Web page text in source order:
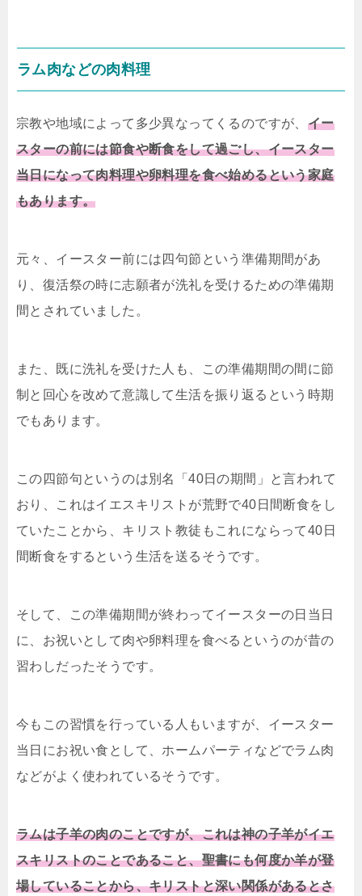
ラム肉などの肉料理
宗教や地域によって多少異なってくるのですが、 イー
スターの前には節食や断食をして過ごし、イースター
当日になって肉料理や卵料理を食べ始めるという家庭
もあります。
元々、イースター前には四句節という準備期間があ
り、復活祭の時に志願者が洗礼を受けるための準備期
間とされていました。
また、既に洗礼を受けた人も、この準備期間の間に節
制と回心を改めて意識して生活を振り返るという時期
でもあります。
この四節句というのは別名「40日の期間」と言われて
おり、これはイエスキリストが荒野で40日間断食をし
ていたことから、キリスト教徒もこれにならって40日
間断食をするという生活を送るそうです。
そして、この準備期間が終わってイースターの日当日
に、お祝いとして肉や卵料理を食べるというのが昔の
習わしだったそうです。
今もこの習慣を行っている人もいますが、イースター
当日にお祝い食として、ホームパーティなどでラム肉
などがよく使われているそうです。
ラムは子羊の肉のことですが、これは神の子羊がイエ
スキリストのことであること、聖書にも何度か羊が登
場していることから、キリストと深い関係があるとさ